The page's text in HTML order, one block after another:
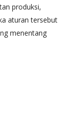
produksi,
aturan tersebut
menentang